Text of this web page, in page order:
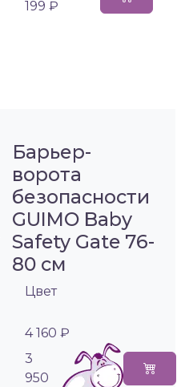
199 ₽
Барьер-
ворота
безопасности
GUIMO Baby
Safety Gate 76-
80 см
Цвет
4 160 ₽
3
950